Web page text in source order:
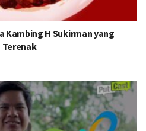
Kambing H Sukirman yang
Terenak